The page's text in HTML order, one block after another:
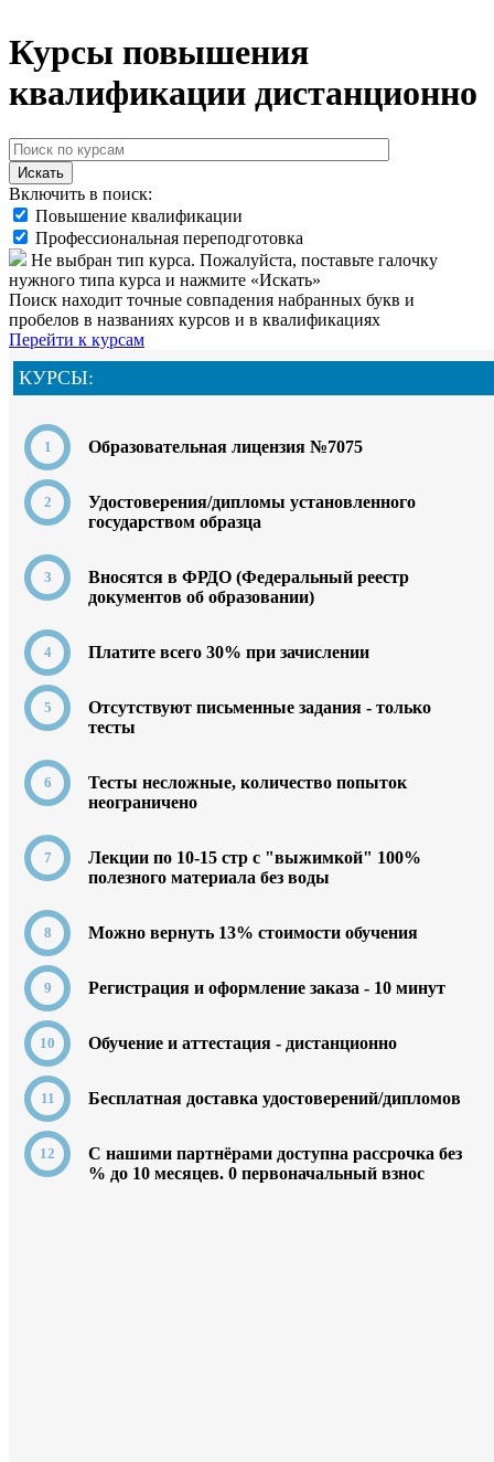
Курсы повышения
квалификации дистанционно
Искать
Включить в поиск:
Повышение квалификации
Профессиональная переподготовка
Не выбран тип курса. Пожалуйста, поставьте галочку
нужного типа курса и нажмите «Искать»
Поиск находит точные совпадения набранных букв и
пробелов в названиях курсов и в квалификациях
Перейти к курсам
КУРСЫ:
Образовательная лицензия №7075
Удостоверения/дипломы установленного
государством образца
Вносятся в ФРДО (Федеральный реестр
документов об образовании)
Платите всего 30% при зачислении
Отсутствуют письменные задания - только
тесты
Тесты несложные, количество попыток
неограничено
Лекции по 10-15 стр с "выжимкой" 100%
полезного материала без воды
Можно вернуть 13% стоимости обучения
Регистрация и оформление заказа - 10 минут
Обучение и аттестация - дистанционно
Бесплатная доставка удостоверений/дипломов
C нашими партнёрами доступна рассрочка без
% до 10 месяцев. 0первоначальный взнос